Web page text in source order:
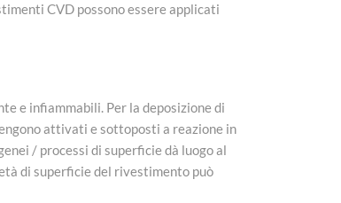
CVD possono essere applicati
e infiammabili. Per la deposizione di
attivati ​​e sottoposti a reazione in
/ processi di superficie dà luogo al
di superficie del rivestimento può